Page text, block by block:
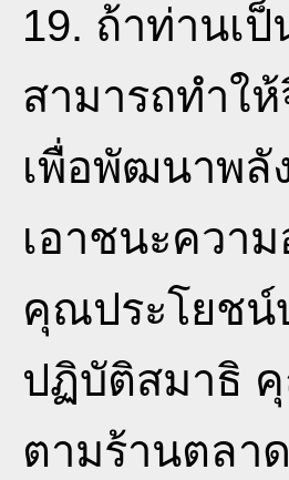
19. ถ้าท่านเ
สามารถทำใ
เพื่อพัฒนาพลั
เอาชนะควา
คุณประโยชน์
ปฏิบัติสมาธิ
ตามร้านตลา